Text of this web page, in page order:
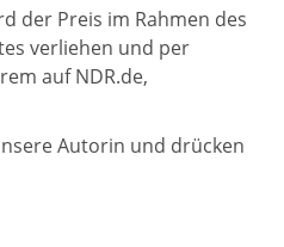
der Preis im Rahmen des
verliehen und per
auf NDR.de,
Autorin und drücken